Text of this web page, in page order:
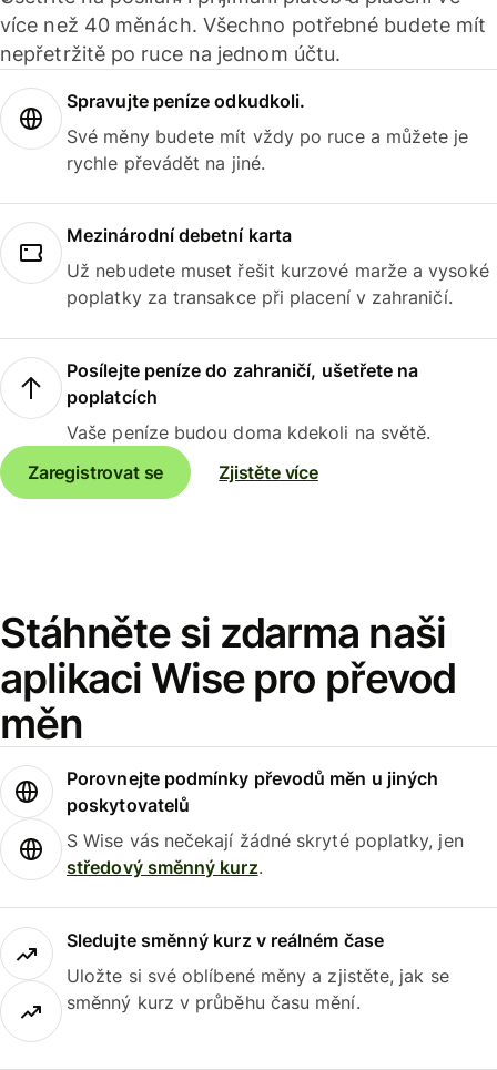
více než 40 měnách. Všechno potřebné budete mít
nepřetržitě po ruce na jednom účtu.
Spravujte peníze odkudkoli.
Své měny budete mít vždy po ruce a můžete je
rychle převádět na jiné.
Mezinárodní debetní karta
Už nebudete muset řešit kurzové marže a vysoké
poplatky za transakce při placení v zahraničí.
Posílejte peníze do zahraničí, ušetřete na
poplatcích
Vaše peníze budou doma kdekoli na světě.
Zaregistrovat se
Zjistěte více
Stáhněte si zdarma naši
aplikaci Wise pro převod
měn
Porovnejte podmínky převodů měn u jiných
poskytovatelů
S Wise vás nečekají žádné skryté poplatky, jen
středový směnný kurz.
Sledujte směnný kurz v reálném čase
Uložte si své oblíbené měny a zjistěte, jak se
směnný kurz v průběhu času mění.